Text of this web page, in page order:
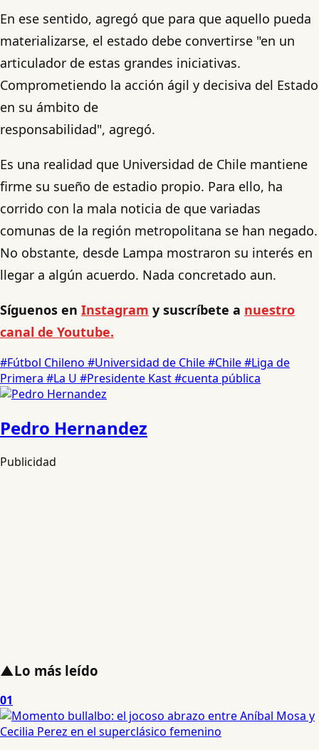
En ese sentido, agregó que para que aquello pueda
materializarse, el estado debe convertirse "en un
articulador de estas grandes iniciativas.
Comprometiendo la acción ágil y decisiva del Estado
en su ámbito de
responsabilidad", agregó.
Es una realidad que Universidad de Chile mantiene
firme su sueño de estadio propio. Para ello, ha
corrido con la mala noticia de que variadas
comunas de la región metropolitana se han negado.
No obstante, desde Lampa mostraron su interés en
llegar a algún acuerdo. Nada concretado aun.
Síguenos en Instagram y suscríbete a nuestro
canal de Youtube.
#Fútbol Chileno #Universidad de Chile#Chile#Liga de
Primera #La U #Presidente Kast#cuenta pública
Pedro Hernandez
Publicidad
▲Lo más leído
01